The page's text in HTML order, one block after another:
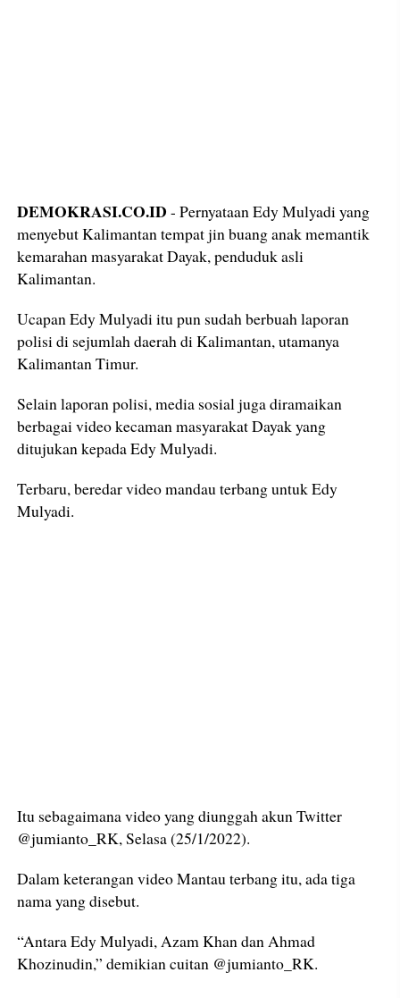
DEMOKRASI.CO.ID - Pernyataan Edy Mulyadi yang
menyebut Kalimantan tempat jin buang anak memantik
kemarahan masyarakat Dayak, penduduk asli
Kalimantan.
Ucapan Edy Mulyadi itu pun sudah berbuah laporan
polisi di sejumlah daerah di Kalimantan, utamanya
Kalimantan Timur.
Selain laporan polisi, media sosial juga diramaikan
berbagai video kecaman masyarakat Dayak yang
ditujukan kepada Edy Mulyadi.
Terbaru, beredar video mandau terbang untuk Edy
Mulyadi.
Itu sebagaimana video yang diunggah akun Twitter
@jumianto_RK, Selasa (25/1/2022).
Dalam keterangan video Mantau terbang itu, ada tiga
nama yang disebut.
“Antara Edy Mulyadi, Azam Khan dan Ahmad
Khozinudin,” demikian cuitan @jumianto_RK.